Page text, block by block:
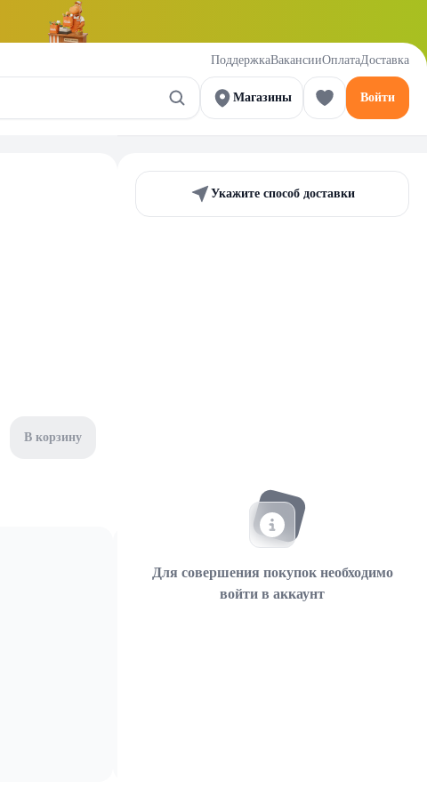
ПоддержкаВакансииОплатаДоставка
Магазины Войти
В корзину
Укажите способ доставки
Для совершения покупок необходимо
войти в аккаунт